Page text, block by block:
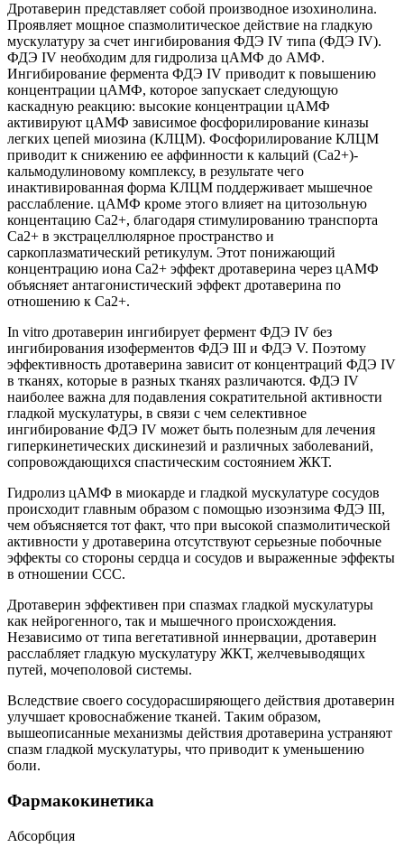
Дротаверин представляет собой производное изохинолина.
Проявляет мощное спазмолитическое действие на гладкую
мускулатуру за счет ингибирования ФДЭ IV типа (ФДЭ IV).
ФДЭ IV необходим для гидролиза цАМФ до АМФ.
Ингибирование фермента ФДЭ IV приводит к повышению
концентрации цАМФ, которое запускает следующую
каскадную реакцию: высокие концентрации цАМФ
активируют цАМФ зависимое фосфорилирование киназы
легких цепей миозина (КЛЦМ). Фосфорилирование КЛЦМ
приводит к снижению ее аффинности к кальций (Ca2+)-
кальмодулиновому комплексу, в результате чего
инактивированная форма КЛЦМ поддерживает мышечное
расслабление. цАМФ кроме этого влияет на цитозольную
концентацию Ca2+, благодаря стимулированию транспорта
Ca2+ в экстрацеллюлярное пространство и
саркоплазматический ретикулум. Этот понижающий
концентрацию иона Ca2+ эффект дротаверина через цАМФ
объясняет антагонистический эффект дротаверина по
отношению к Ca2+.
In vitro дротаверин ингибирует фермент ФДЭ IV без
ингибирования изоферментов ФДЭ III и ФДЭ V. Поэтому
эффективность дротаверина зависит от концентраций ФДЭ IV
в тканях, которые в разных тканях различаются. ФДЭ IV
наиболее важна для подавления сократительной активности
гладкой мускулатуры, в связи с чем селективное
ингибирование ФДЭ IV может быть полезным для лечения
гиперкинетических дискинезий и различных заболеваний,
сопровождающихся спастическим состоянием ЖКТ.
Гидролиз цАМФ в миокарде и гладкой мускулатуре сосудов
происходит главным образом с помощью изоэнзима ФДЭ III,
чем объясняется тот факт, что при высокой спазмолитической
активности у дротаверина отсутствуют серьезные побочные
эффекты со стороны сердца и сосудов и выраженные эффекты
в отношении ССС.
Дротаверин эффективен при спазмах гладкой мускулатуры
как нейрогенного, так и мышечного происхождения.
Независимо от типа вегетативной иннервации, дротаверин
расслабляет гладкую мускулатуру ЖКТ, желчевыводящих
путей, мочеполовой системы.
Вследствие своего сосудорасширяющего действия дротаверин
улучшает кровоснабжение тканей. Таким образом,
вышеописанные механизмы действия дротаверина устраняют
спазм гладкой мускулатуры, что приводит к уменьшению
боли.
Фармакокинетика
Абсорбция